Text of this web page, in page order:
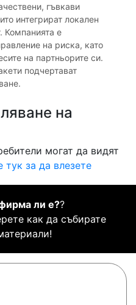
гъвкави
интегрират локален
Компанията е
на риска, като
на партньорите си.
подчертават
на
могат да видят
тук за да влезете
ли е??
как да събирате